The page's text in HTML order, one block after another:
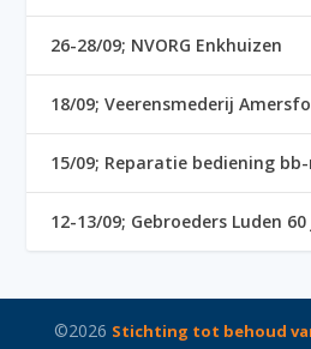
26-28/09; NVORG Enkhuizen
18/09; Veerensmederij
15/09; Reparatie bediening
12-13/09; Gebroeders Luden
©2026 Stichting tot behoud